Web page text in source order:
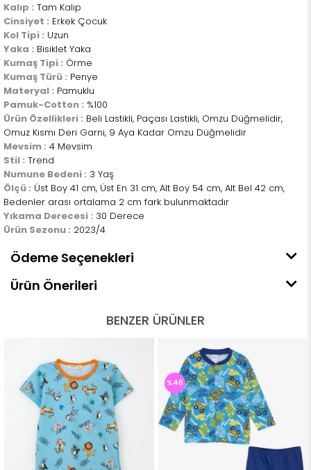
Kalıp : Tam Kalıp
Cinsiyet : Erkek Çocuk
Kol Tipi : Uzun
Yaka : Bisiklet Yaka
Kumaş Tipi : Örme
Kumaş Türü : Penye
Materyal : Pamuklu
Pamuk-Cotton : %100
Ürün Özellikleri : Beli Lastikli, Paçası Lastikli, Omzu Düğmelidir,
Omuz Kısmı Deri Garni, 9 Aya Kadar Omzu Düğmelidir
Mevsim : 4 Mevsim
Stil : Trend
Numune Bedeni : 3 Yaş
Ölçü : Üst Boy 41 cm, Üst En 31 cm, Alt Boy 54 cm, Alt Bel 42 cm,
Bedenler arası ortalama 2 cm fark bulunmaktadır
Yıkama Derecesi : 30 Derece
Ürün Sezonu : 2023/4
Ödeme Seçenekleri
Ürün Önerileri
BENZER ÜRÜNLER
%46